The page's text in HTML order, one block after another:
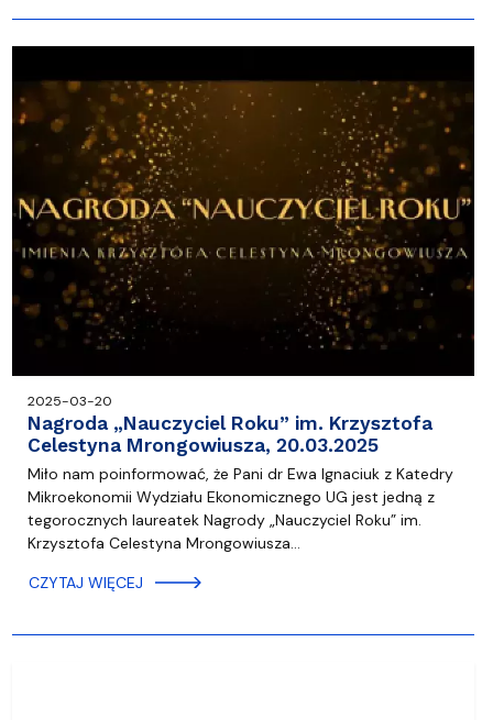
2025-03-20
Nagroda „Nauczyciel Roku” im. Krzysztofa
Celestyna Mrongowiusza, 20.03.2025
Miło nam poinformować, że Pani dr Ewa Ignaciuk z Katedry
Mikroekonomii Wydziału Ekonomicznego UG jest jedną z
tegorocznych laureatek Nagrody „Nauczyciel Roku” im.
Krzysztofa Celestyna Mrongowiusza…
CZYTAJ WIĘCEJ